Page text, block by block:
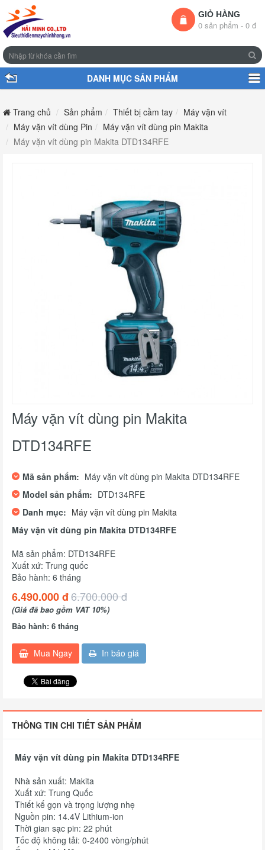
GIỎ HÀNG
0 sản phẩm - 0 đ
DANH MỤC SẢN PHẨM
Trang chủ Sản phẩm Thiết bị cầm tay
Máy vặn vít
Máy vặn vít dùng Pin
Máy vặn vít dùng pin Makita
Máy vặn vít dùng pin Makita DTD134RFE
Máy vặn vít dùng pin Makita
DTD134RFE
Mã sản phẩm: Máy vặn vít dùng pin Makita DTD134RFE
Model sản phẩm: DTD134RFE
Danh mục: Máy vặn vít dùng pin Makita
Máy vặn vít dùng pin Makita DTD134RFE
Mã sản phẩm: DTD134RFE
Xuất xứ: Trung quốc
Bảo hành: 6 tháng
6.490.000 đ6.700.000 đ
(Giá đã bao gồm VAT 10%)
Bảo hành: 6 tháng
Mua Ngay In báo giá
THÔNG TIN CHI TIẾT SẢN PHẨM
Máy vặn vít dùng pin Makita DTD134RFE
Nhà sản xuất: Makita
Xuất xứ: Trung Quốc
Thiết kế gọn và trọng lượng nhẹ
Nguồn pin: 14.4V Lithium-ion
Thời gian sạc pin: 22 phút
Tốc độ không tải: 0-2400 vòng/phút